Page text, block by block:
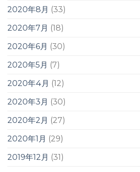
2020年8月 (33)
2020年7月 (18)
2020年6月 (30)
2020年5月 (7)
2020年4月 (12)
2020年3月 (30)
2020年2月 (27)
2020年1月 (29)
2019年12月 (31)